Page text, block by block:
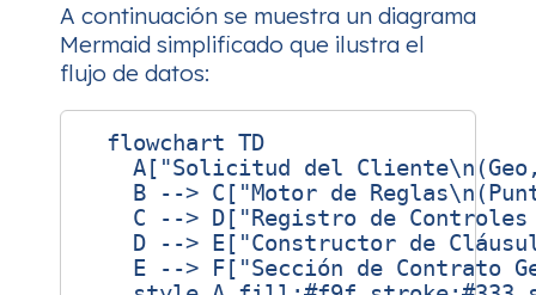
A continuación se muestra un diagrama
Mermaid simplificado que ilustra el
flujo de datos:
  flowchart TD
A["Solicitud del
B --> C["Motor de
C --> D["Registro de Controles
D --> E["Constructor de
E --> F["Sección de Contrato